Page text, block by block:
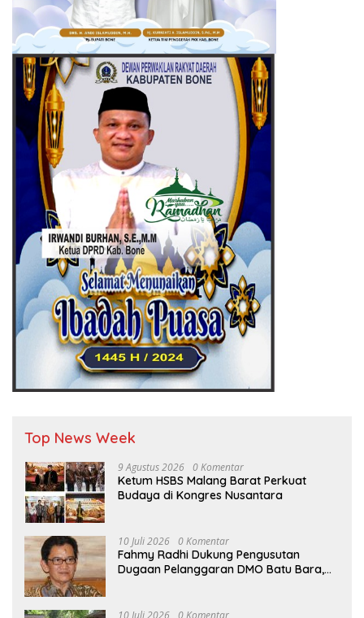
Top News Week
9 Agustus 2026 0 Komentar
Ketum HSBS Malang Barat Perkuat
Budaya di Kongres Nusantara
10 Juli 2026 0 Komentar
Fahmy Radhi Dukung Pengusutan
Dugaan Pelanggaran DMO Batu Bara,
10 Juli 2026 0 Komentar